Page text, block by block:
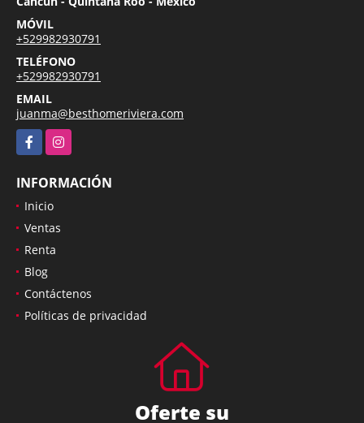
MÓVIL
+529982930791
TELÉFONO
+529982930791
EMAIL
juanma@besthomeriviera.com
FacebookInstagram
INFORMACIÓN
Inicio
Ventas
Renta
Blog
Contáctenos
Políticas de privacidad
Oferte su